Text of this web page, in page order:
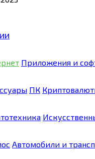
Приложения и
ПК
Автомобили и